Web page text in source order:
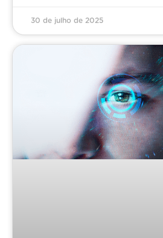
30 de julho de 2025